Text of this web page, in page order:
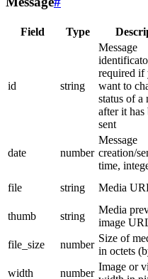
Field Type
id string
Message
required if
want to
status of a
after it has
sent
date number
Message
creation/
time,
file string Media
thumb
string
Media
image
file_size
number
Size of
in octets
width
number
Image or